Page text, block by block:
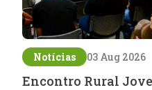
Notícias 03 Aug 2026
Encontro Rural